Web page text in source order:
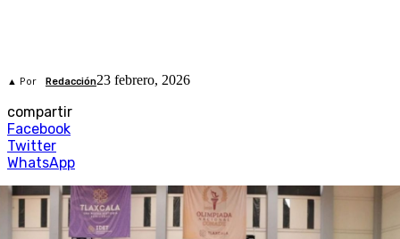
▲ Por Redacción23 febrero, 2026
compartir
Facebook
Twitter
WhatsApp